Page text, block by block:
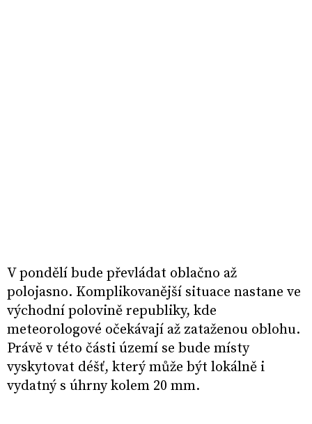
V pondělí bude převládat oblačno až
polojasno. Komplikovanější situace nastane ve
východní polovině republiky, kde
meteorologové očekávají až zataženou oblohu.
Právě v této části území se bude místy
vyskytovat déšť, který může být lokálně i
vydatný s úhrny kolem 20 mm.